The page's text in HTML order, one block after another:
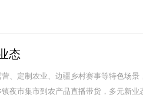
态
、定制农业、边疆乡村赛事等特色场
夜市集市到农产品直播带货，多元新